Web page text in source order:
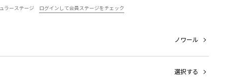
ラーステージ ログインして会員ステージをチェック
ノワール
選択する